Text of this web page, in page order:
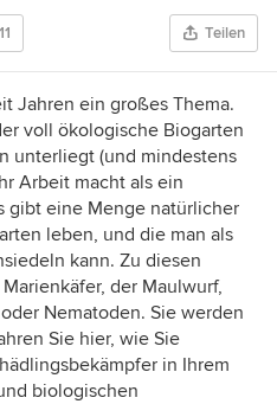
11 Teilen
Jahren ein großes Thema.
voll ökologische Biogarten
unterliegt (und mindestens
Arbeit macht als ein
gibt eine Menge natürlicher
leben, und die man als
kann. Zu diesen
der Maulwurf,
Nematoden. Sie werden
Sie hier, wie Sie
in Ihrem
biologischen